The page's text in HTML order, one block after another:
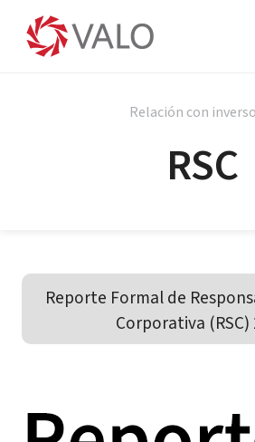
Relación con
RSC
Reporte Formal de
Corporativa (RSC)